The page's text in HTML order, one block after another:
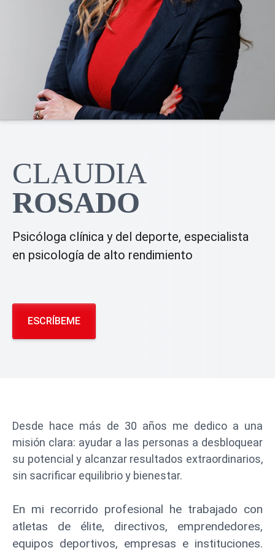
CLAUDIA
ROSADO
Psicóloga clínica y del deporte, especialista
en psicología de alto rendimiento
ESCRÍBEME
Desde hace más de 30 años me dedico a una
misión clara: ayudar a las personas a desbloquear
su potencial y alcanzar resultados extraordinarios,
sin sacrificar equilibrio y bienestar.
En mi recorrido profesional he trabajado con
atletas de élite, directivos, emprendedores,
equipos deportivos, empresas e instituciones.